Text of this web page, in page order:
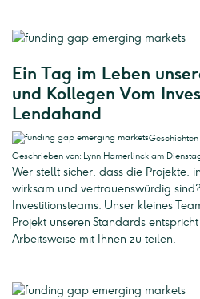
Ein Tag im Leben
und Kollegen Vom
Lendahand
Geschichten
Geschrieben von: Lynn Hamerlinck am
Wer stellt sicher, dass die Projekte,
wirksam und vertrauenswürdig
Investitionsteams. Unser kleines
Projekt unseren Standards
Arbeitsweise mit Ihnen zu teilen.